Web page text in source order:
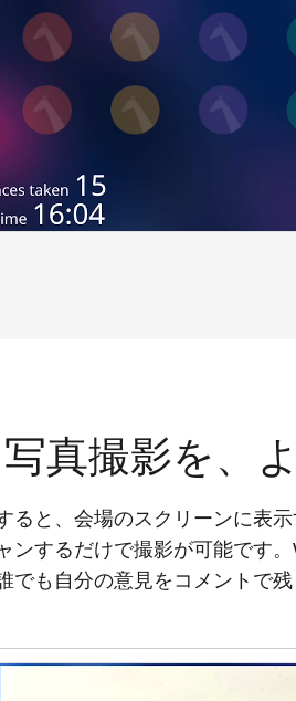
写真撮影を、
ると、会場のスクリーンに表
ンするだけで撮影が可能です
でも自分の意見をコメントで